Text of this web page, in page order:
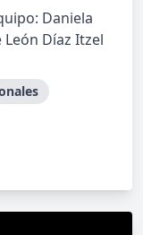
Daniela
Díaz Itzel